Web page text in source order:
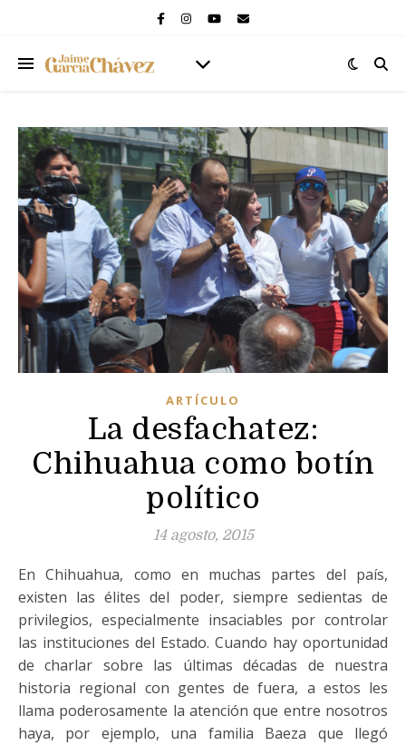
ARTÍCULO
La desfachatez:
Chihuahua como botín
político
14 agosto, 2015
En Chihuahua, como en muchas partes del país,
existen las élites del poder, siempre sedientas de
privilegios, especialmente insaciables por controlar
las instituciones del Estado. Cuando hay oportunidad
de charlar sobre las últimas décadas de nuestra
historia regional con gentes de fuera, a estos les
llama poderosamente la atención que entre nosotros
haya, por ejemplo, una familia Baeza que llegó